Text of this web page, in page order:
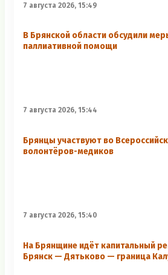
7 августа 2026, 15:49
В Брянской области обсудили
паллиативной помощи
7 августа 2026, 15:44
Брянцы участвуют во
волонтёров-медиков
7 августа 2026, 15:40
На Брянщине идёт капитальный
Брянск — Дятьково — граница